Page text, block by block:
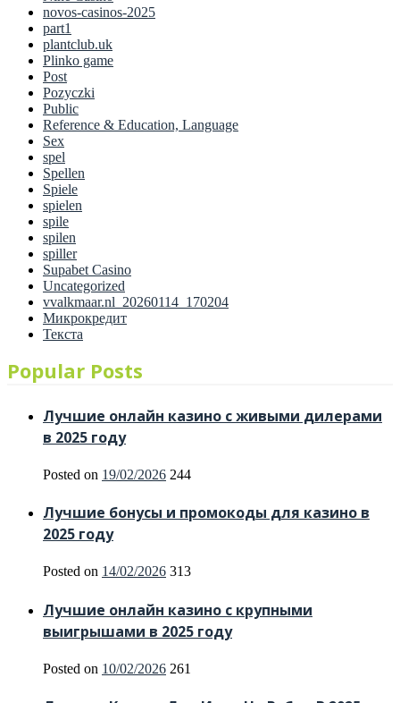
novos-casinos-2025
part1
plantclub.uk
Plinko game
Post
Pozyczki
Public
Reference & Education, Language
Sex
spel
Spellen
Spiele
spielen
spile
spilen
spiller
Supabet Casino
Uncategorized
vvalkmaar.nl_20260114_170204
Микрокредит
Текста
Popular Posts
Лучшие онлайн казино с живыми дилерами
в 2025 году
Posted on 19/02/2026 244
Лучшие бонусы и промокоды для казино в
2025 году
Posted on 14/02/2026 313
Лучшие онлайн казино с крупными
выигрышами в 2025 году
Posted on 10/02/2026 261